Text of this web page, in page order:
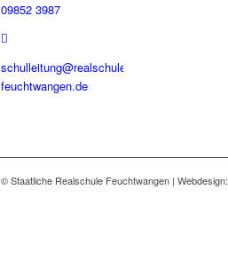
09852 3987
schulleitung@realschule-
feuchtwangen.de
© Staatliche Realschule Feuchtwangen | Webdesign: